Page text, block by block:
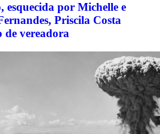
por Michelle e
Priscila Costa
de vereadora